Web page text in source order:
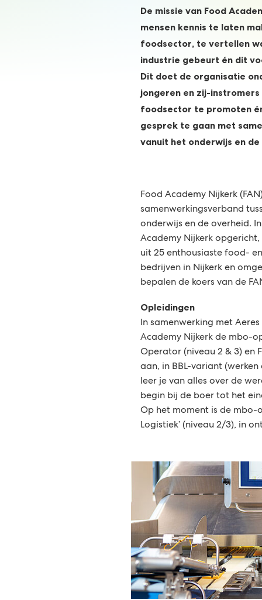
De missie van Food
mensen kennis te laten
foodsector, te vertellen
industrie gebeurt én dit
Dit doet de organisatie
jongeren en zij-
foodsector te promoten
gesprek te gaan met
vanuit het onderwijs en
Food Academy Nijkerk
samenwerkingsverband
onderwijs en de overheid.
Academy Nijkerk
uit 25 enthousiaste food-
bedrijven in Nijkerk en
bepalen de koers van de
Opleidingen
In samenwerking met
Academy Nijkerk de mbo-
Operator (niveau 2 & 3) en
aan, in BBL-variant (werken
leer je van alles over de
begin bij de boer tot het
Op het moment is de mbo-
Logistiek’ (niveau 2/3), in